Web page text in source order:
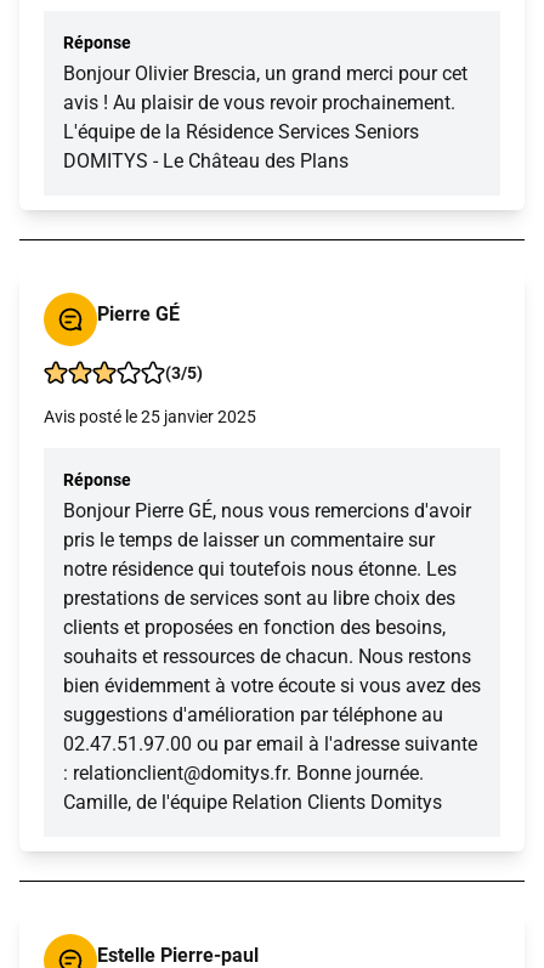
Réponse
Bonjour Olivier Brescia, un grand merci pour cet
avis ! Au plaisir de vous revoir prochainement.
L'équipe de la Résidence Services Seniors
DOMITYS - Le Château des Plans
Pierre GÉ
(3/5)
Avis posté le 25 janvier 2025
Réponse
Bonjour Pierre GÉ, nous vous remercions d'avoir
pris le temps de laisser un commentaire sur
notre résidence qui toutefois nous étonne. Les
prestations de services sont au libre choix des
clients et proposées en fonction des besoins,
souhaits et ressources de chacun. Nous restons
bien évidemment à votre écoute si vous avez des
suggestions d'amélioration par téléphone au
02.47.51.97.00 ou par email à l'adresse suivante
: relationclient@domitys.fr. Bonne journée.
Camille, de l'équipe Relation Clients Domitys
Estelle Pierre-paul